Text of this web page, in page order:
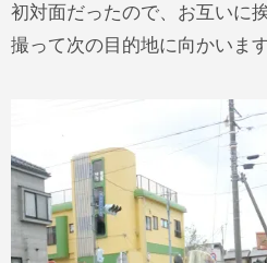
初対面だったので、お互いに
撮って次の目的地に向かいます